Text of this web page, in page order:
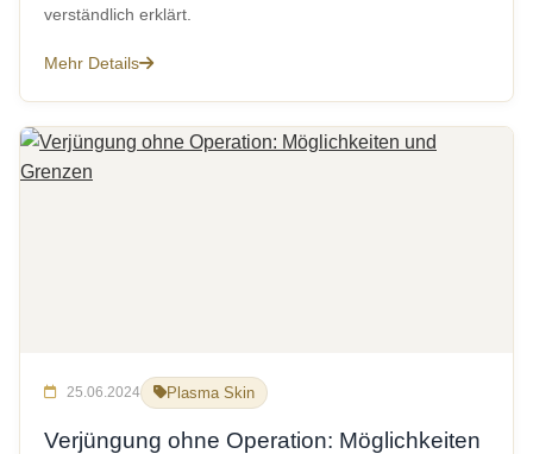
verständlich erklärt.
Mehr Details
25.06.2024 Plasma Skin
Verjüngung ohne Operation: Möglichkeiten